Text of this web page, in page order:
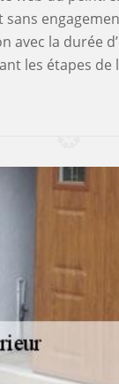
sans
avec la durée
les étapes de